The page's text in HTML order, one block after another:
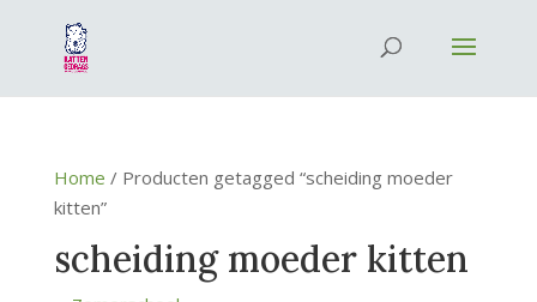
Home / Producten getagged “scheiding moeder
kitten”
scheiding moeder kitten